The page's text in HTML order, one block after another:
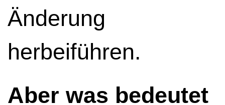
Änderung
herbeiführen.
Aber was bedeutet